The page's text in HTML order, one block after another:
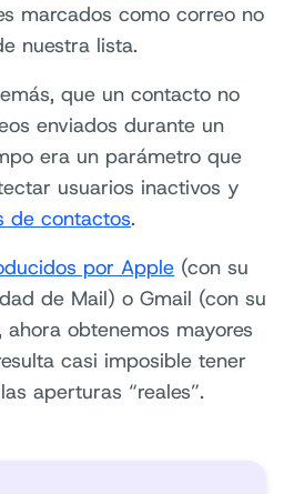
marcados como correo no
nuestra lista.
que un contacto no
enviados durante un
era un parámetro que
usuarios inactivos y
de contactos.
por Apple (con su
de Mail) o Gmail (con su
obtenemos mayores
casi imposible tener
aperturas “reales”.